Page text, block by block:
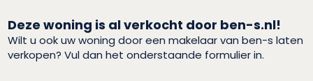
Deze woning is al verkocht door ben-s.nl!
Wilt u ook uw woning door een makelaar van ben-s laten
verkopen? Vul dan het onderstaande formulier in.